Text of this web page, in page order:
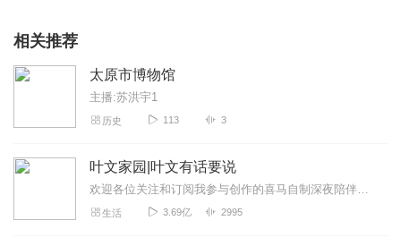
相关推荐
太原市博物馆
主播:苏洪宇1
历史 113 3
叶文家园|叶文有话要说
欢迎各位关注和订阅我参与创作的喜马自制深夜陪伴谈话栏目《听你说·百态人声》【听你说·百态人声】每晚直播连线真实人间故事|叶文现场互动中|人间冷暖，抱团取暖每周...
生活 3.69亿 2995